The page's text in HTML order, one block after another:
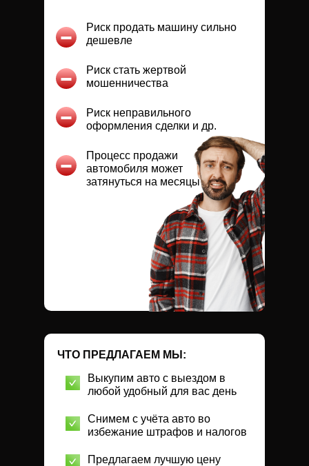
Риск продать машину сильно
дешевле
Процесс продажи
автомобиля может
затянуться на месяцы
Риск неправильного
оформления сделки и др.
Риск стать жертвой
мошенничества
Выкупим авто с выездом в
любой удобный для вас день
Снимем с учёта авто во
избежание штрафов и налогов
Предлагаем лучшую цену
ЧТО ПРЕДЛАГАЕМ МЫ: